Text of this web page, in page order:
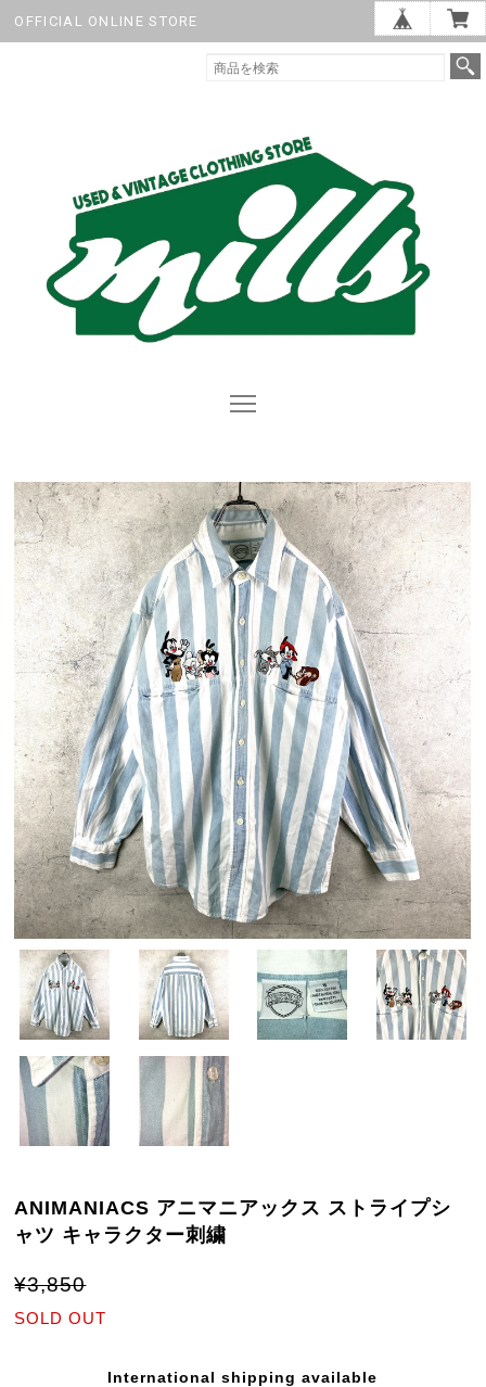
OFFICIAL ONLINE STORE
ANIMANIACS アニマニアックス ストライプシ
ャツ キャラクター刺繍
¥3,850
SOLD OUT
International shipping available